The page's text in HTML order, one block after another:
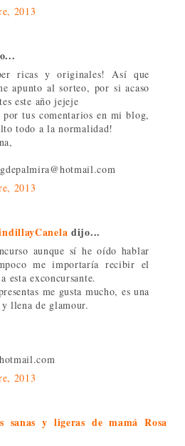
2013
ricas y originales! Así que
apunto al sorteo, por si acaso
este año jejeje
tus comentarios en mi blog,
todo a la normalidad!
2013
dijo...
aunque sí he oído hablar
me importaría recibir el
esta exconcursante.
me gusta mucho, es una
llena de glamour.
2013
sanas y ligeras de mamá Rosa